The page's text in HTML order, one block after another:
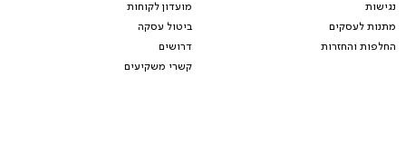
נגישות
מתנות לעסקים
החלפות והחזרות
מועדון לקוחות
ביטול עסקה
דרושים
קשרי משקיעים